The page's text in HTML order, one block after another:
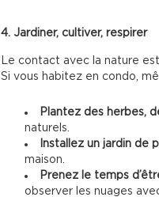
4. Jardiner, cultiver, respirer
Le contact avec la nature
Si vous habitez en condo,
Plantez des herbes,
naturels.
Installez un jardin de
maison.
Prenez le temps
observer les nuages